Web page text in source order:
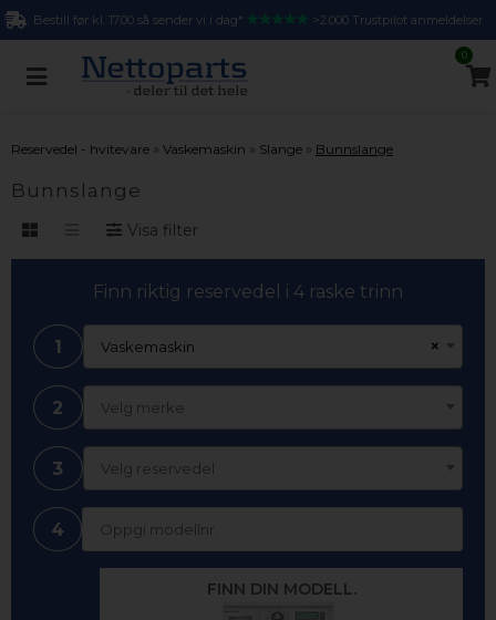
Bestill før kl. 17.00 så sender vi i dag* >2.000 Trustpilot anmeldelser
0
Reservedel - hvitevare » Vaskemaskin » Slange » Bunnslange
Bunnslange
Visa filter
Finn riktig reservedel i 4 raske trinn
1 ×
Vaskemaskin
2 Velg merke
3 Velg reservedel
4
FINN DIN MODELL.